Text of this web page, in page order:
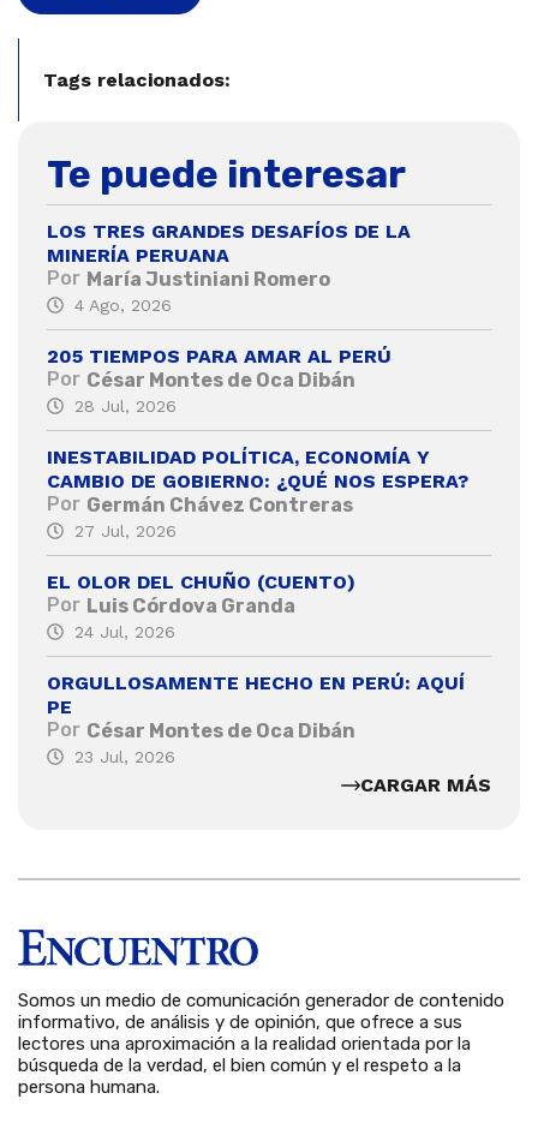
Tags relacionados:
Te puede interesar
LOS TRES GRANDES DESAFÍOS DE LA
MINERÍA PERUANA
Por María Justiniani Romero
4 Ago, 2026
205 TIEMPOS PARA AMAR AL PERÚ
Por César Montes de Oca Dibán
28 Jul, 2026
INESTABILIDAD POLÍTICA, ECONOMÍA Y
CAMBIO DE GOBIERNO: ¿QUÉ NOS ESPERA?
Por Germán Chávez Contreras
27 Jul, 2026
EL OLOR DEL CHUÑO (CUENTO)
Por Luis Córdova Granda
24 Jul, 2026
ORGULLOSAMENTE HECHO EN PERÚ: AQUÍ
PE
Por César Montes de Oca Dibán
23 Jul, 2026
CARGAR MÁS
Somos un medio de comunicación generador de contenido
informativo, de análisis y de opinión, que ofrece a sus
lectores una aproximación a la realidad orientada por la
búsqueda de la verdad, el bien común y el respeto a la
persona humana.